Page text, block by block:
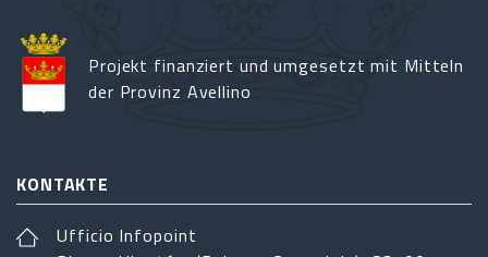
Projekt finanziert und umgesetzt mit Mitteln
der Provinz Avellino
KONTAKTE
Ufficio Infopoint